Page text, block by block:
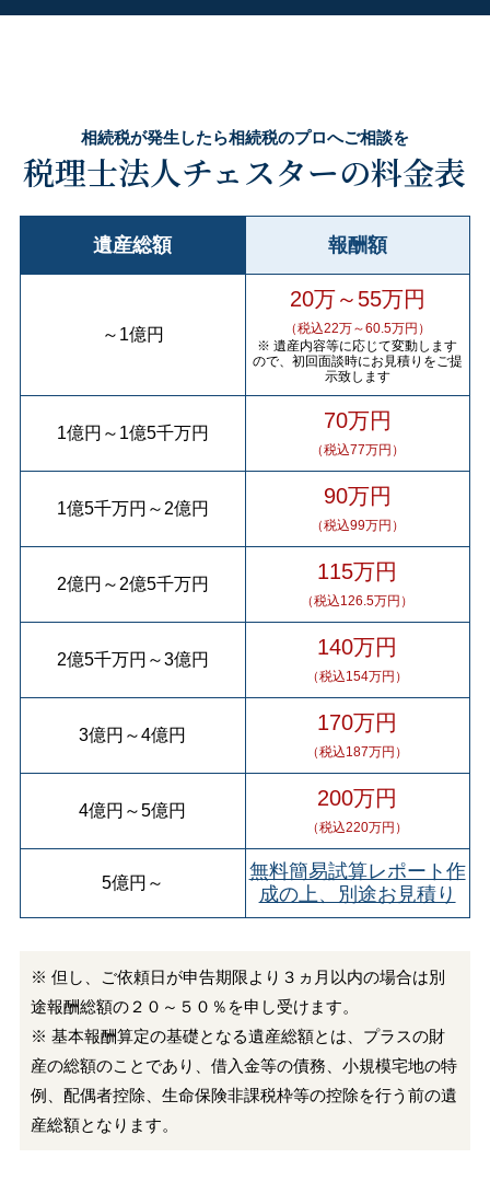
相続税が発生したら相続税のプロへご相談を
税理士法人チェスターの料金表
遺産総額 報酬額
～ 1億円
20万～55万円
（税込22万～60.5万円）
※ 遺産内容等に応じて変動します
ので、初回面談時にお見積りをご提
示致します
1億円 ～ 1億5千万円 70万円
（税込77万円）
1億5千万円 ～ 2億円 90万円
（税込99万円）
2億円 ～ 2億5千万円 115万円
（税込126.5万円）
2億5千万円 ～3億円 140万円
（税込154万円）
3億円 ～4億円 170万円
（税込187万円）
4億円 ～5億円 200万円
（税込220万円）
5億円 ～
無料簡易試算レポート作
成の上、別途お見積り
※ 但し、ご依頼日が申告期限より３ヵ月以内の場合は別
途報酬総額の２０～５０％を申し受けます。
※ 基本報酬算定の基礎となる遺産総額とは、プラスの財
産の総額のことであり、借入金等の債務、小規模宅地の特
例、配偶者控除、生命保険非課税枠等の控除を行う前の遺
産総額となります。